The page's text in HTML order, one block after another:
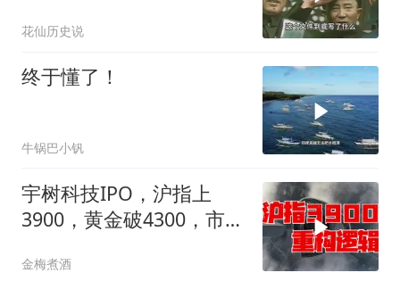
花仙历史说
终于懂了！
牛锅巴小钒
宇树科技IPO，沪指上
3900，黄金破4300，市场
金梅煮酒